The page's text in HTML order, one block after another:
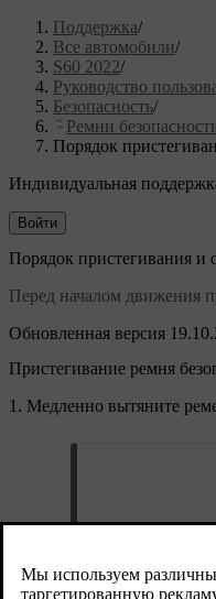
Поддержка/
Все автомобили/
S60 2022/
Руководство
Безопасность/
Ремни
Порядок
Индивидуальная
Войти
Обновленная версия
Порядок пристегивания и
Перед началом движения
Пристегивание ремня
Медленно вытяните